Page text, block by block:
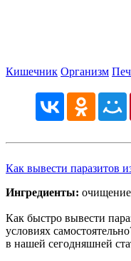
Кишечник Организм
Как вывести паразитов
Ингредиенты:
Как быстро вывести
условиях
в нашей сегодняшней